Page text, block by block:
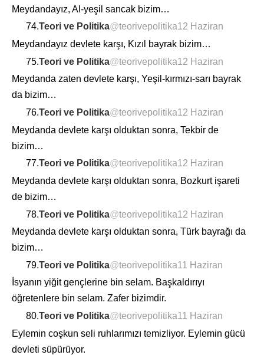
Meydandayız, Al-yeşil sancak bizim…
74.Teori ve Politika@teorivepolitika12 Haziran
Meydandayız devlete karşı, Kızıl bayrak bizim…
75.Teori ve Politika@teorivepolitika12 Haziran
Meydanda zaten devlete karşı, Yeşil-kırmızı-sarı bayrak
da bizim…
76.Teori ve Politika@teorivepolitika12 Haziran
Meydanda devlete karşı olduktan sonra, Tekbir de
bizim…
77.Teori ve Politika@teorivepolitika12 Haziran
Meydanda devlete karşı olduktan sonra, Bozkurt işareti
de bizim…
78.Teori ve Politika@teorivepolitika12 Haziran
Meydanda devlete karşı olduktan sonra, Türk bayrağı da
bizim…
79.Teori ve Politika@teorivepolitika11 Haziran
İsyanın yiğit gençlerine bin selam. Başkaldırıyı
öğretenlere bin selam. Zafer bizimdir.
80.Teori ve Politika@teorivepolitika11 Haziran
Eylemin coşkun seli ruhlarımızı temizliyor. Eylemin gücü
devleti süpürüyor.